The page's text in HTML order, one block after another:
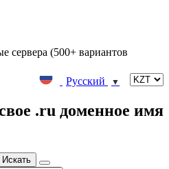
сервера (500+ вариантов
Русский
▼
.ru доменное имя